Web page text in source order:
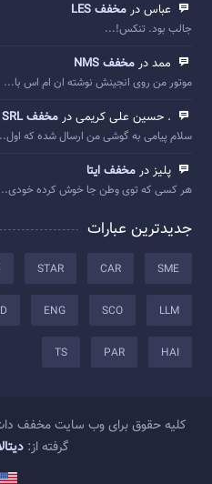
عباس در مخفف LES
جالب بود. تنکس!...
ممد در مخفف NMS
موتور من روی انجینش نوشته ان ام اس با...
. حسین علی کریمی در مخفف SRL
سلام پیامی به گوشی من ارسال شده که
پلیز در مخفف ایتا
هر کسی که توی وطن جا خوش کرده
جدیدترین عبارات
SME
CAR
STAR
LLM
SCO
ENG
HAI
PAR
TS
کلیه حقوق برای وب سایت مخفف
گرفته از: